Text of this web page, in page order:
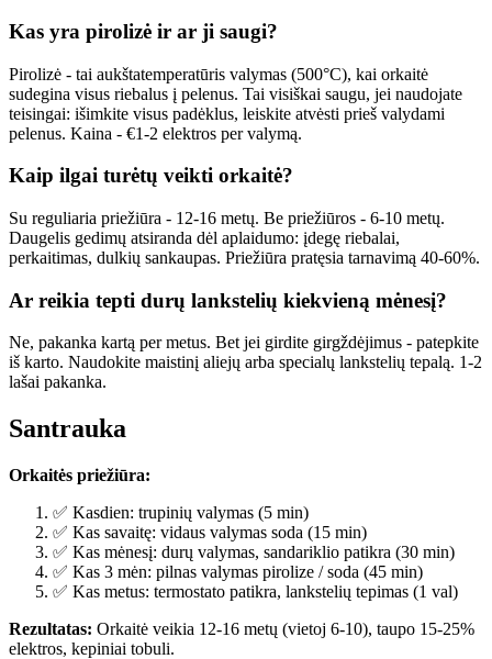
Kas yra pirolizė ir ar ji saugi?
Pirolizė - tai aukštatemperatūris valymas (500°C), kai orkaitė
sudegina visus riebalus į pelenus. Tai visiškai saugu, jei naudojate
teisingai: išimkite visus padėklus, leiskite atvėsti prieš valydami
pelenus. Kaina - €1-2 elektros per valymą.
Kaip ilgai turėtų veikti orkaitė?
Su reguliaria priežiūra - 12-16 metų. Be priežiūros - 6-10 metų.
Daugelis gedimų atsiranda dėl aplaidumo: įdegę riebalai,
perkaitimas, dulkių sankaupas. Priežiūra pratęsia tarnavimą 40-60%.
Ar reikia tepti durų lankstelių kiekvieną mėnesį?
Ne, pakanka kartą per metus. Bet jei girdite girgždėjimus - patepkite
iš karto. Naudokite maistinį aliejų arba specialų lankstelių tepalą. 1-2
lašai pakanka.
Santrauka
Orkaitės priežiūra:
✅ Kasdien: trupinių valymas (5 min)
✅ Kas savaitę: vidaus valymas soda (15 min)
✅ Kas mėnesį: durų valymas, sandariklio patikra (30 min)
✅ Kas 3 mėn: pilnas valymas pirolize / soda (45 min)
✅ Kas metus: termostato patikra, lankstelių tepimas (1 val)
Rezultatas: Orkaitė veikia 12-16 metų (vietoj 6-10), taupo 15-25%
elektros, kepiniai tobuli.